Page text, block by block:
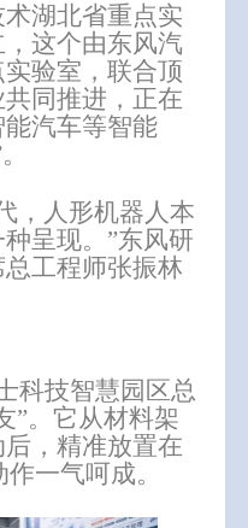
湖北省重点实
这个由东风汽
验室，联合顶
同推进，正在
汽车等智能
，人形机器人本
呈现。”东风研
工程师张振林
科技智慧园区总
”。它从材料架
后，精准放置在
一气呵成。